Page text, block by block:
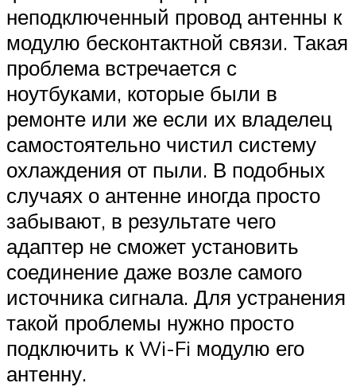
неподключенный провод антенны к
модулю бесконтактной связи. Такая
проблема встречается с
ноутбуками, которые были в
ремонте или же если их владелец
самостоятельно чистил систему
охлаждения от пыли. В подобных
случаях о антенне иногда просто
забывают, в результате чего
адаптер не сможет установить
соединение даже возле самого
источника сигнала. Для устранения
такой проблемы нужно просто
подключить к Wi-Fi модулю его
антенну.